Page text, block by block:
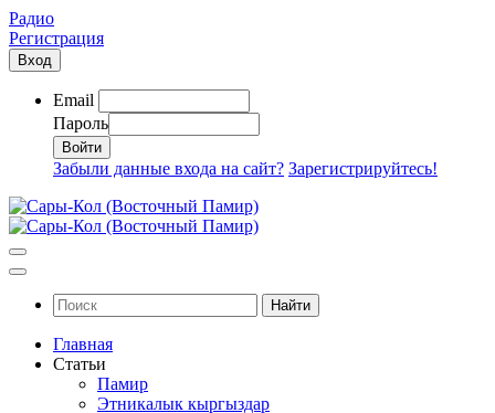
Радио
Регистрация
Вход
Email
Пароль
Забыли данные входа на сайт? Зарегистрируйтесь!
Найти
Главная
Статьи
Памир
Этникалык кыргыздар